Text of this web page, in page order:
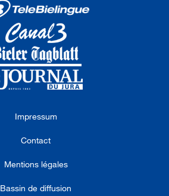
Impressum
Contact
Mentions légales
Bassin de diffusion